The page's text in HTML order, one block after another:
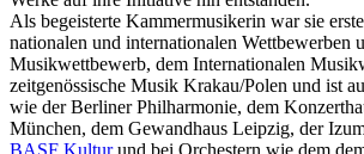
Als begeisterte Kammermusikerin war sie
nationalen und internationalen Wettbewerben
Musikwettbewerb, dem Internationalen
zeitgenössische Musik Krakau/Polen und ist
wie der Berliner Philharmonie, dem
München, dem Gewandhaus Leipzig, der
BASF Kulturund bei Orchestern wie dem